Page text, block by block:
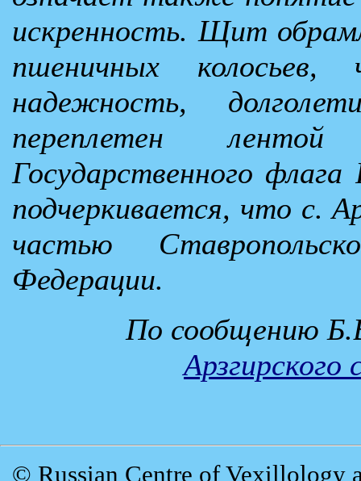
искренность. Щит
пшеничных колосьев,
надежность,
переплетен
Государственного
подчеркивается, что с.
частью
Федерации.
По сообщению
Арзгирского
© Russian Centre of Vexillology